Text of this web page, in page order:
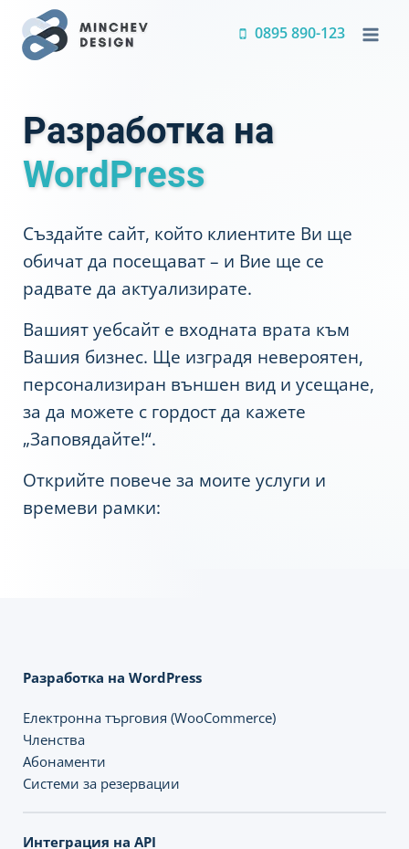
Преминете
към
съдържанието
0895 890-123
Разработка на
WordPress
Създайте сайт, който клиентите Ви ще
обичат да посещават – и Вие ще се
радвате да актуализирате.
Вашият уебсайт е входната врата към
Вашия бизнес. Ще изградя невероятен,
персонализиран външен вид и усещане,
за да можете с гордост да кажете
„Заповядайте!“.
Открийте повече за моите услуги и
времеви рамки:
Разработка на WordPress
Електронна търговия (WooCommerce)
Членства
Абонаменти
Системи за резервации
Интеграция на API